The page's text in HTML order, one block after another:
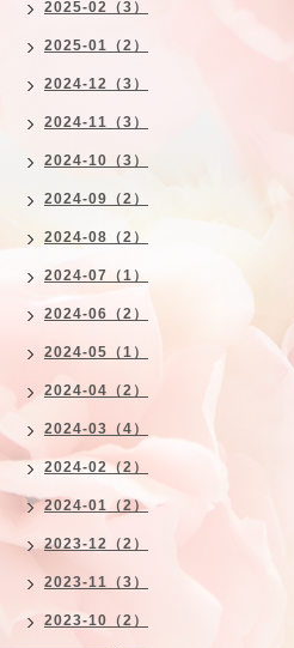
2025-02（3）
2025-01（2）
2024-12（3）
2024-11（3）
2024-10（3）
2024-09（2）
2024-08（2）
2024-07（1）
2024-06（2）
2024-05（1）
2024-04（2）
2024-03（4）
2024-02（2）
2024-01（2）
2023-12（2）
2023-11（3）
2023-10（2）